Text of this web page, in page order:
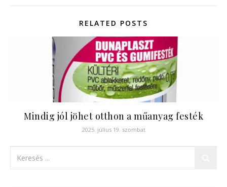
RELATED POSTS
Mindig jól jöhet otthon a műanyag festék
2025. július 19. szombat